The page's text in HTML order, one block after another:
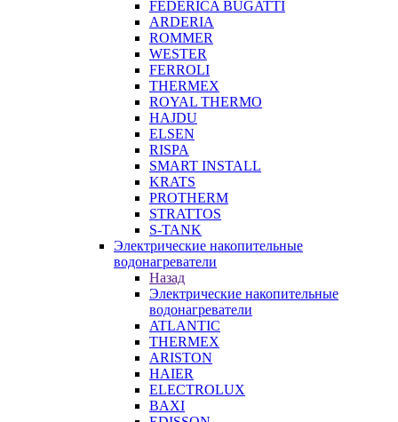
FEDERICA BUGATTI
ARDERIA
ROMMER
WESTER
FERROLI
THERMEX
ROYAL THERMO
HAJDU
ELSEN
RISPA
SMART INSTALL
KRATS
PROTHERM
STRATTOS
S-TANK
Электрические накопительные
водонагреватели
Назад
Электрические накопительные
водонагреватели
ATLANTIC
THERMEX
ARISTON
HAIER
ELECTROLUX
BAXI